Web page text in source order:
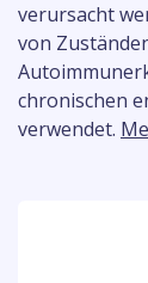
verursacht
von
chronischen
verwendet.